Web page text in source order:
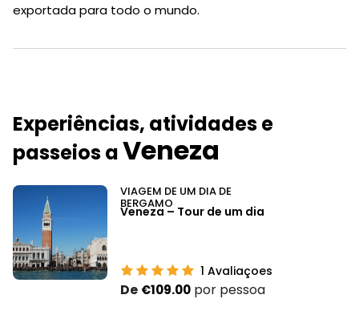
exportada para todo o mundo.
Experiências, atividades e
passeios aVeneza
VIAGEM DE UM DIA DE
BERGAMO
Veneza – Tour de um dia
1 Avaliaçoes
De €109.00 por pessoa